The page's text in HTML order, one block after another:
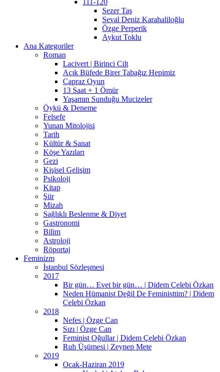
111-120
Sezer Taş
Seval Deniz Karahaliloğlu
Özge Perperik
Aykut Toklu
Ana Kategoriler
Roman
Lacivert | Birinci Cilt
Açık Büfede Birer Tabağız Hepimiz
Çapraz Oyun
13 Saat + 1 Ömür
Yaşamın Sunduğu Mucizeler
Öykü & Deneme
Felsefe
Yunan Mitolojisi
Tarih
Kültür & Sanat
Köşe Yazıları
Gezi
Kişisel Gelişim
Psikoloji
Kitap
Şiir
Mizah
Sağlıklı Beslenme & Diyet
Gastronomi
Bilim
Astroloji
Röportaj
Feminizm
İstanbul Sözleşmesi
2017
Bir gün… Evet bir gün… | Didem Çelebi Özkan
Neden Hümanist Değil De Feministtim? | Didem
Çelebi Özkan
2018
Nefes | Özge Can
Sızı | Özge Can
Feminist Oğullar | Didem Çelebi Özkan
Ruh Üşümesi | Zeynep Mete
2019
Ocak-Haziran 2019